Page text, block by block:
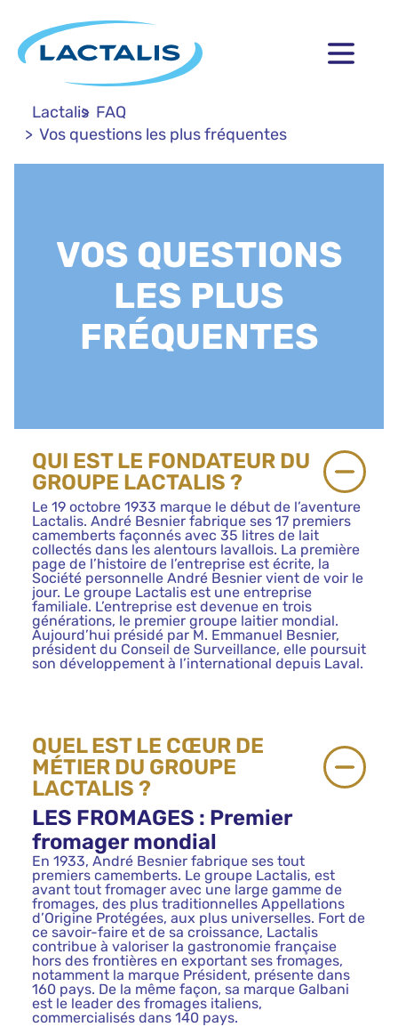
Lactalis FAQ
Vos questions les plus fréquentes
VOS QUESTIONS
LES PLUS
FRÉQUENTES
QUI EST LE FONDATEUR DU
GROUPE LACTALIS ?
Le 19 octobre 1933 marque le début de l’aventure
Lactalis. André Besnier fabrique ses 17 premiers
camemberts façonnés avec 35 litres de lait
collectés dans les alentours lavallois. La première
page de l’histoire de l’entreprise est écrite, la
Société personnelle André Besnier vient de voir le
jour. Le groupe Lactalis est une entreprise
familiale. L’entreprise est devenue en trois
générations, le premier groupe laitier mondial.
Aujourd’hui présidé par M. Emmanuel Besnier,
président du Conseil de Surveillance, elle poursuit
son développement à l’international depuis Laval.
QUEL EST LE CŒUR DE
MÉTIER DU GROUPE
LACTALIS ?
LES FROMAGES : Premier
fromager mondial
En 1933, André Besnier fabrique ses tout
premiers camemberts. Le groupe Lactalis, est
avant tout fromager avec une large gamme de
fromages, des plus traditionnelles Appellations
d’Origine Protégées, aux plus universelles. Fort de
ce savoir-faire et de sa croissance, Lactalis
contribue à valoriser la gastronomie française
hors des frontières en exportant ses fromages,
notamment la marque Président, présente dans
160 pays. De la même façon, sa marque Galbani
est le leader des fromages italiens,
commercialisés dans 140 pays.